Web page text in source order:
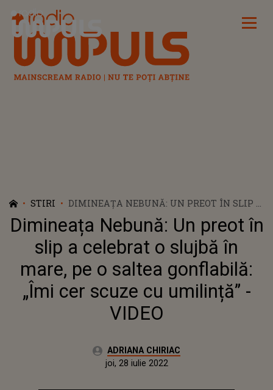
Radio Impuls
STIRI
DIMINEAȚA NEBUNĂ: UN PREOT ÎN SLIP A
CELEBRAT O SLUJBĂ ÎN MARE, PE O
SALTEA GONFLABILĂ: „ÎMI CER SCUZE CU
UMILINȚĂ” - VIDEO
Dimineața Nebună: Un preot în
slip a celebrat o slujbă în
mare, pe o saltea gonflabilă:
„Îmi cer scuze cu umilință” -
VIDEO
Autor:ADRIANA CHIRIAC
Actualizat:
joi, 28 iulie 2022